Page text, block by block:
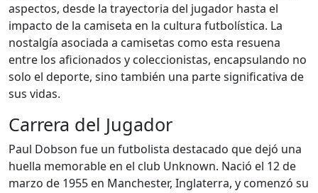
aspectos, desde la trayectoria del jugador hasta el
impacto de la camiseta en la cultura futbolística. La
nostalgía asociada a camisetas como esta resuena
entre los aficionados y coleccionistas, encapsulando no
solo el deporte, sino también una parte significativa de
sus vidas.
Carrera del Jugador
Paul Dobson fue un futbolista destacado que dejó una
huella memorable en el club Unknown. Nació el 12 de
marzo de 1955 en Manchester, Inglaterra, y comenzó su